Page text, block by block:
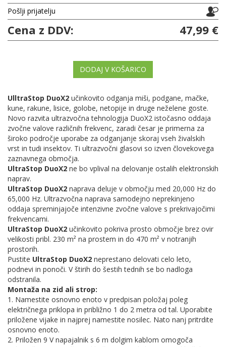
Pošlji prijatelju
Cena z DDV: 47,99 €
DODAJ V KOŠARICO
UlltraStop DuoX2 učinkovito odganja miši, podgane, mačke,
kune, rakune, lisice, golobe, netopije in druge neželene goste.
Novo razvita ultrazvočna tehnologija DuoX2 istočasno oddaja
zvočne valove različnih frekvenc, zaradi česar je primerna za
široko področje uporabe za odganjanje skoraj vseh živalskih
vrst in tudi insektov. Ti ultrazvočni glasovi so izven človekovega
zaznavnega območja.
UltraStop DuoX2 ne bo vplival na delovanje ostalih elektronskih
naprav.
UltraStop DuoX2 naprava deluje v območju med 20,000 Hz do
65,000 Hz. Ultrazvočna naprava samodejno neprekinjeno
oddaja spreminjajoče intenzivne zvočne valove s prekrivajočimi
frekvencami.
UltraStop DuoX2 učinkovito pokriva prosto območje brez ovir
velikosti pribl. 230 m² na prostem in do 470 m² v notranjih
prostorih.
Pustite UltraStop DuoX2 neprestano delovati celo leto,
podnevi in ponoči. V štirih do šestih tednih se bo nadloga
odstranila.
Montaža na zid ali strop:
1. Namestite osnovno enoto v predpisan položaj poleg
električnega priklopa in približno 1 do 2 metra od tal. Uporabite
priložene vijake in najprej namestite nosilec. Nato nanj pritrdite
osnovno enoto.
2. Priložen 9 V napajalnik s 6 m dolgim kablom omogoča